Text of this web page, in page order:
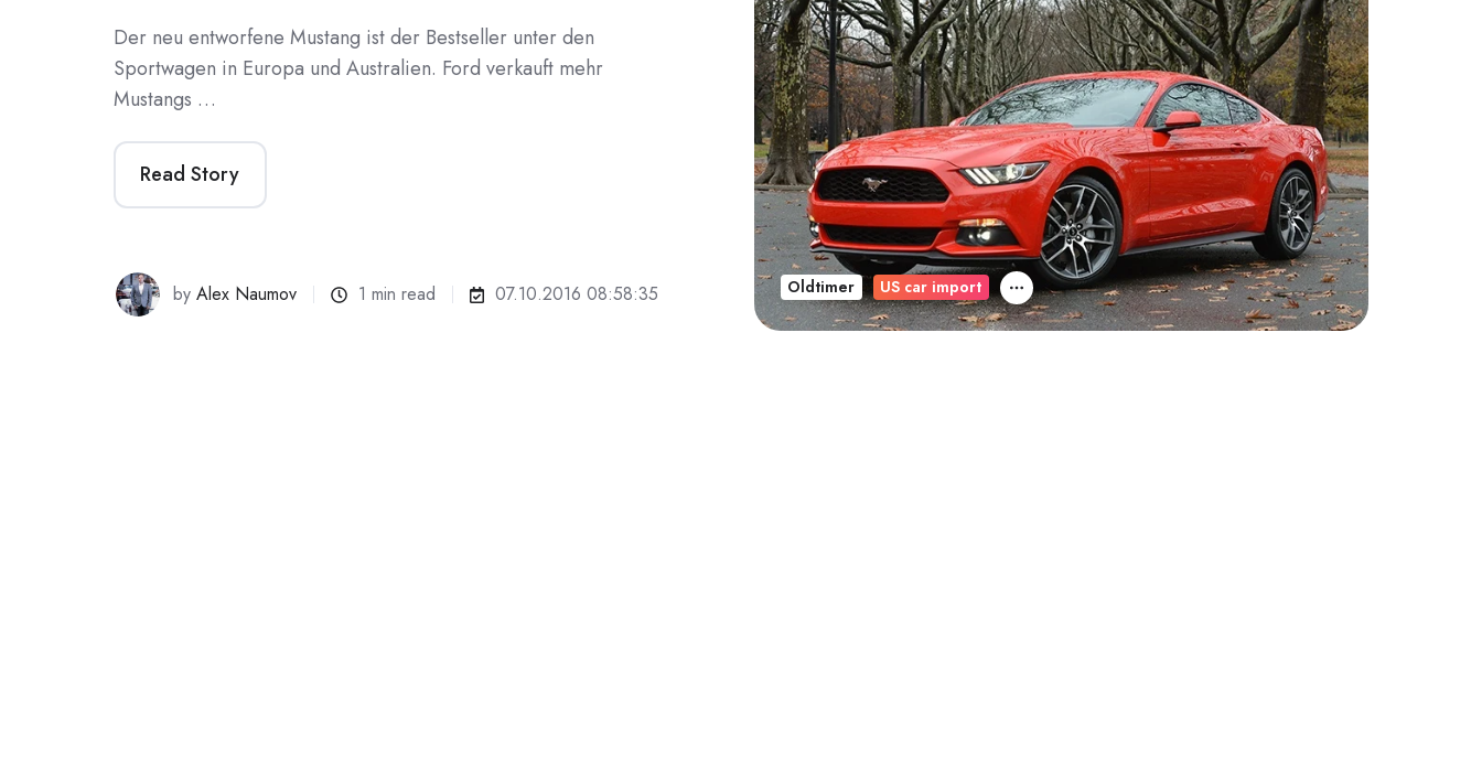
Der neu entworfene Mustang ist der Bestseller unter den
Sportwagen in Europa und Australien. Ford verkauft mehr
Mustangs …
Read Story
byAlex Naumov 1 min read 07.10.2016 08:58:35 Oldtimer US car import